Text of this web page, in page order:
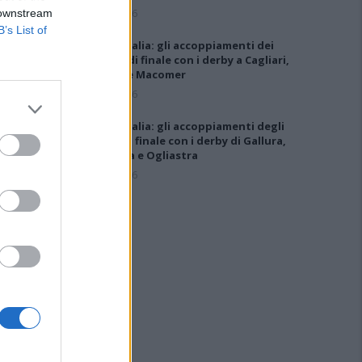
List of
6 Ago 2026
Coppa Italia: gli accoppiamenti dei
16esimi di finale con i derby a Cagliari,
Sassari e Macomer
5 Ago 2026
Coppa Italia: gli accoppiamenti degli
ottavi di finale con i derby di Gallura,
Barbagia e Ogliastra
5 Ago 2026